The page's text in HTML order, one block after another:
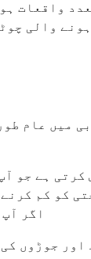
واقعات
والی
میں عام
ہے جو
کو کم
اگر
جوڑوں